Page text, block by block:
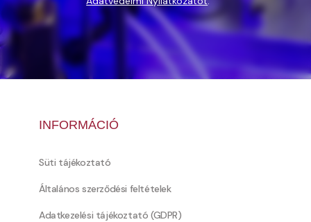
INFORMÁCIÓ
Süti tájékoztató
Általános szerződési feltételek
Adatkezelési tájékoztató (GDPR)